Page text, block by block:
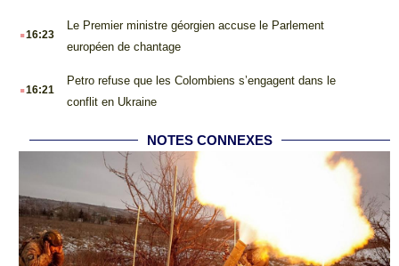
.16:23
Le Premier ministre géorgien accuse le Parlement
européen de chantage
.16:21
Petro refuse que les Colombiens s’engagent dans le
conflit en Ukraine
NOTES CONNEXES